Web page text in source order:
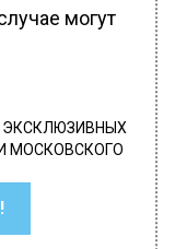
могут
МОСКОВСКОГО